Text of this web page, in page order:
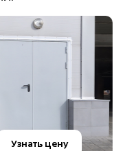
Узнать цену